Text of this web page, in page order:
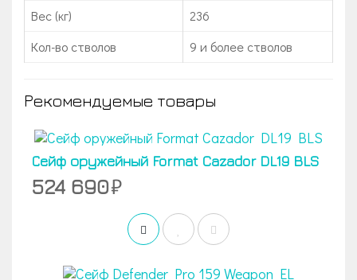
Вес (кг)
236
Кол-во стволов
9 и более стволов
Рекомендуемые товары
Сейф оружейный Format Cazador DL19 BLS
524 690